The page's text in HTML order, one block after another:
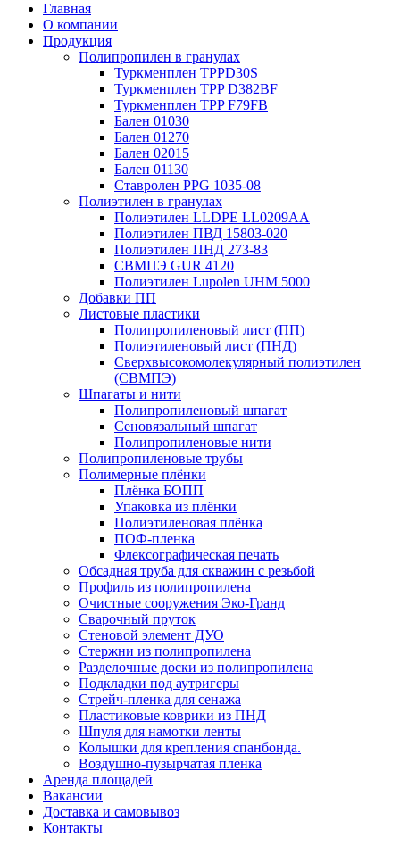
Главная
О компании
Продукция
Полипропилен в гранулах
Туркменплен TPPD30S
Туркменплен TPP D382BF
Туркменплен TPP F79FB
Бален 01030
Бален 01270
Бален 02015
Бален 01130
Ставролен PPG 1035-08
Полиэтилен в гранулах
Полиэтилен LLDPE LL0209AA
Полиэтилен ПВД 15803-020
Полиэтилен ПНД 273-83
СВМПЭ GUR 4120
Полиэтилен Lupolen UHM 5000
Добавки ПП
Листовые пластики
Полипропиленовый лист (ПП)
Полиэтиленовый лист (ПНД)
Сверхвысокомолекулярный полиэтилен
(СВМПЭ)
Шпагаты и нити
Полипропиленовый шпагат
Сеновязальный шпагат
Полипропиленовые нити
Полипропиленовые трубы
Полимерные плёнки
Плёнка БОПП
Упаковка из плёнки
Полиэтиленовая плёнка
ПОФ-пленка
Флексографическая печать
Обсадная труба для скважин с резьбой
Профиль из полипропилена
Очистные сооружения Эко-Гранд
Сварочный пруток
Стеновой элемент ДУО
Стержни из полипропилена
Разделочные доски из полипропилена
Подкладки под аутригеры
Cтрейч-пленка для сенажа
Пластиковые коврики из ПНД
Шпуля для намотки ленты
Колышки для крепления спанбонда.
Воздушно-пузырчатая пленка
Аренда площадей
Вакансии
Доставка и самовывоз
Контакты